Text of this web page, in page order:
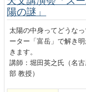
陽の謎」
太陽の中身ってどうな
ーター「富岳」で解き
きます。
講師：堀田英之氏（名
部 教授）